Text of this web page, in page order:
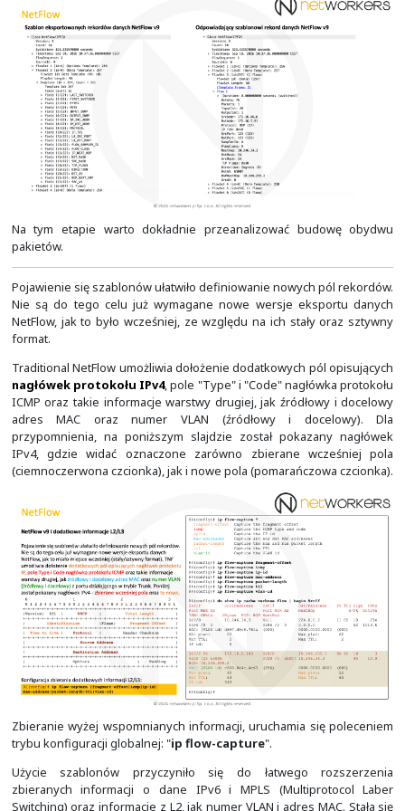
znajdują się już informacje o poszczególnych
oddzielnym "pdu").
Warto zwrócić w nich uwagę na wszystkie pola.
obsługiwane przez wersję 5 zostały oznaczone kolorem.
Standardowy nagłówek dla wersji 5 zawiera
wersji (5), ilości przenoszonych przepływów,
numer sekwencyjny przepływów. Jest to numer
oznacza że w kolejnym pakiecie powinien on
wysłanych przepływów w bieżącym pakiecie, która
Zatem kolejny pakiet powinien posiadać
Dalej widać poszczególne przepływy (każdy w
W NetFlow v9 mamy szablony opisujące opcje i
dane. W związku z możliwością zagubienia datagramu
domyślnie wysyłane co 20 pakietów lub co 30 minut.